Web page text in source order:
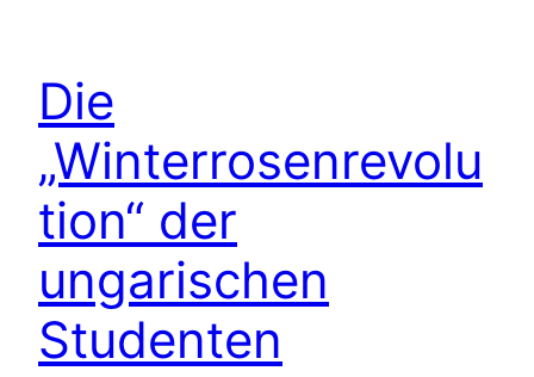
Die
„Winterrosenrevolu
tion“ der
ungarischen
Studenten